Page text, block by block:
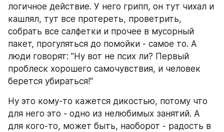
логичное действие. У него грипп, он тут чихал и
кашлял, тут все протереть, проветрить,
собрать все салфетки и прочее в мусорный
пакет, прогуляться до помойки - самое то. А
люди говорят: "Ну вот не псих ли? Первый
проблеск хорошего самочувствия, и человек
берется убираться!"
Ну это кому-то кажется дикостью, потому что
для него это - одно из нелюбимых занятий. А
для кого-то, может быть, наоборот - радость в